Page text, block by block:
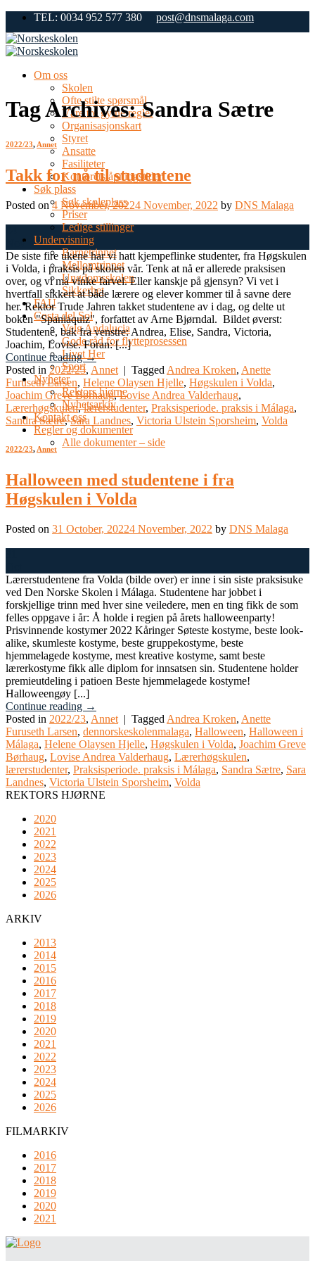
Skip
content
TEL: 0034 952 577 380 post@dnsmalaga.com
Om oss
Skolen
Ofte stilte spørsmål
Våre tre gylne regler
Organisasjonskart
Styret
Ansatte
Fasiliteter
Kontorets åpningstider
Søk plass
Søk skoleplass
Priser
Ledige stillinger
Undervisning
Barnetrinnet
Mellomtrinnet
Ungdomsskolen
Sikkerhet
FAU
Costa del Sol
Velg Andalucia
Gode råd for flytteprosessen
Livet Her
Sport
Nyheter
Rektors hjørne
Nyhetsarkiv
Kontakt oss
Regler og dokumenter
Alle dokumenter – side
Tag Archives:Sandra Sætre
2022/23,Annet
Takk for nå til studentene
Posted on4 November, 20224 November, 2022 by DNS Malaga
Nov
De siste fire ukene har vi hatt kjempeflinke studenter, fra Høgskulen
i Volda, i praksis på skolen vår. Tenk at nå er allerede praksisen
over, og vi må vinke farvel. Eller kanskje på gjensyn? Vi vet i
hvertfall sikkert at både lærere og elever kommer til å savne dere
her. Rektor Trude Jahren takket studentene av i dag, og delte ut
boken "Spaniaquiz", forfattet av Arne Bjørndal. Bildet øverst:
Studentene, bak fra venstre: Andrea, Elise, Sandra, Victoria,
Joachim, Lovise. Foran: [...]
Continue reading→
Posted in 2022/23, Annet | Tagged Andrea Kroken, Anette
Furuseth Larsen, Helene Olaysen Hjelle, Høgskulen i Volda,
Joachim Greve Børhaug,Lovise Andrea Valderhaug,
Lærerhøgskulen,lærerstudenter, Praksisperiode. praksis i Málaga,
Sandra Sætre,Sara Landnes, Victoria Ulstein Sporsheim, Volda
2022/23, Annet
Halloween med studentene i fra
Høgskulen i Volda
Posted on 31 October, 20224 November, 2022 by DNS Malaga
Lærerstudentene fra Volda (bilde over) er inne i sin siste praksisuke
ved Den Norske Skolen i Málaga. Studentene har jobbet i
forskjellige trinn med hver sine veiledere, men en ting fikk de som
felles oppgave i år: Å holde i regien på årets halloweenparty!
Prisvinnende kostymer 2022 Kåringer Søteste kostyme, beste look-
alike, skumleste kostyme, beste gruppekostyme, beste
hjemmelagede kostyme, mest kreative kostyme, samt beste
lærerkostyme fikk alle diplom for innsatsen sin. Studentene holder
premieutdeling i patioen Beste hjemmelagede kostyme!
Halloweengøy [...]
Continue reading →
Posted in 2022/23, Annet | Tagged Andrea Kroken, Anette
Furuseth Larsen, dennorskeskolenmalaga, Halloween, Halloween i
Málaga, Helene Olaysen Hjelle, Høgskulen i Volda, Joachim Greve
Børhaug, Lovise Andrea Valderhaug, Lærerhøgskulen,
lærerstudenter, Praksisperiode. praksis i Málaga, Sandra Sætre, Sara
Landnes, Victoria Ulstein Sporsheim, Volda
REKTORS HJØRNE
2020
2021
2022
2023
2024
2025
2026
ARKIV
2013
2014
2015
2016
2017
2018
2019
2020
2021
2022
2023
2024
2025
2026
FILMARKIV
2016
2017
2018
2019
2020
2021